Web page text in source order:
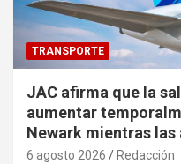
TRANSPORTE
JAC afirma que la
aumentar
Newark mientras
6 agosto 2026 Redacción